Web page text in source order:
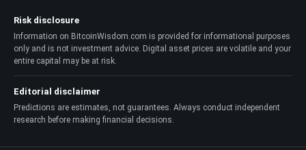
Risk disclosure
Information on BitcoinWisdom.com is provided for informational purposes
only and is not investment advice. Digital asset prices are volatile and your
entire capital may be at risk.
Editorial disclaimer
Predictions are estimates, not guarantees. Always conduct independent
research before making financial decisions.